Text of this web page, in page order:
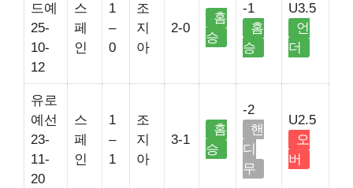
드예
25-
10-
12
스
페
인
1
–
0
조
지
아
2-0
홈
승
-1
홈
승
U3.5
언
더
유로
예선
23-
11-
20
스
페
인
1
–
1
조
지
아
3-1
홈
승
-2
핸
디
무
U2.5
오
버